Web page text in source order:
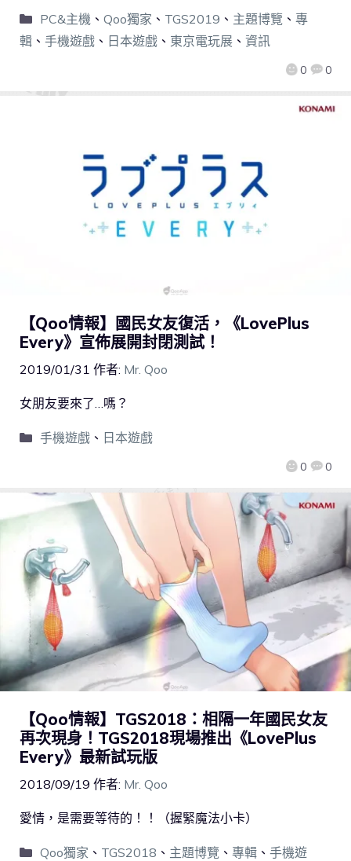
0 0
PC&主機、 Qoo獨家 、 TGS2019 、 主題博覽 、 專
輯 、 手機遊戲 、 日本遊戲 、 東京電玩展 、 資訊
【Qoo情報】國民女友復活，《LovePlus
Every》宣佈展開封閉測試！
2019/01/31 作者: Mr. Qoo
0 0
女朋友要來了…嗎？
手機遊戲、 日本遊戲
【Qoo情報】TGS2018：相隔一年國民女友
再次現身！TGS2018現場推出《LovePlus
Every》最新試玩版
2018/09/19 作者: Mr. Qoo
愛情，是需要等待的！！（握緊魔法小卡）
Qoo獨家 、 TGS2018 、 主題博覽 、 專輯、 手機遊